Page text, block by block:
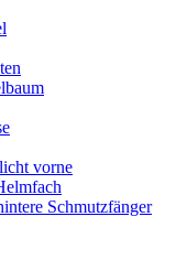
vorne
Schmutzfänger